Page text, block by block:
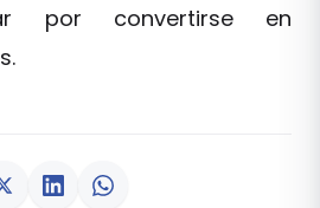
por convertirse en